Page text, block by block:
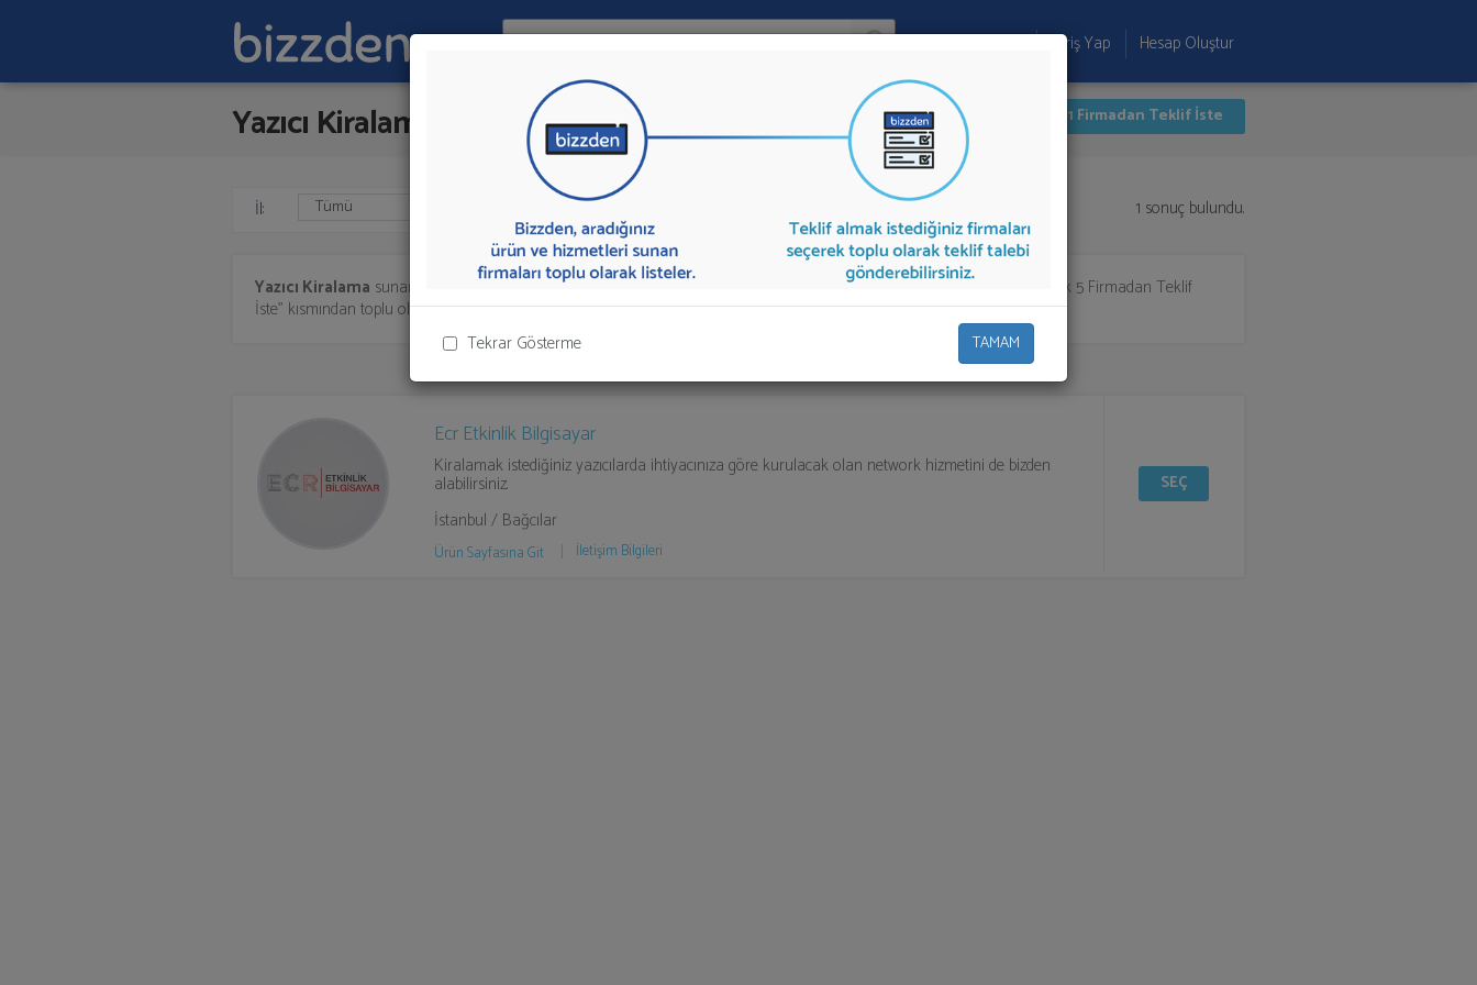
Tekrar Gösterme TAMAM
Ara:
Firma Ekle Giriş Yap Hesap Oluştur
Yazıcı Kiralama İlk 1 Firmadan Teklif İste
İl: 1 sonuç bulundu.
Yazıcı Kiralama sunan firmalar aşağıda listelenmektedir.Yazıcı Kiralama
teklifi almak için listeden seçim yapıp ya da "İlk 5 Firmadan Teklif
İste" kısmından toplu olarak teklif talebinizi firmalara aktarabilirsiniz.
Ecr Etkinlik Bilgisayar
Kiralamak istediğiniz yazıcılarda ihtiyacınıza göre kurulacak olan network hizmetini de bizden
alabilirsiniz.
İstanbul / Bağcılar
Ürün Sayfasına Git İletişim Bilgileri
SEÇ